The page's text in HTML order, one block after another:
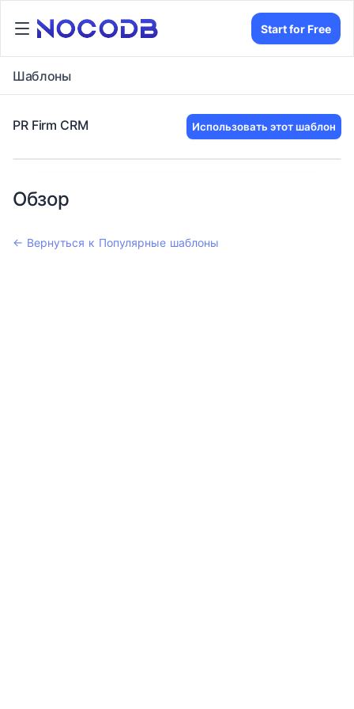
Start for Free
Шаблоны
PR Firm CRM Использовать этот шаблон
Обзор
← Вернуться к Популярные шаблоны